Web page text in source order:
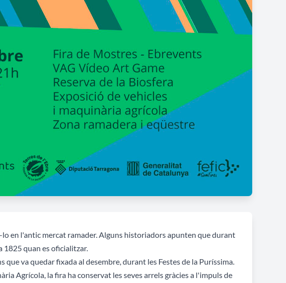
lo en l'antic mercat ramader. Alguns historiadors apunten que durant
1825 quan es oficialitzar.
que va quedar fixada al desembre, durant les Festes de la Puríssima.
Agrícola, la fira ha conservat les seves arrels gràcies a l'impuls de